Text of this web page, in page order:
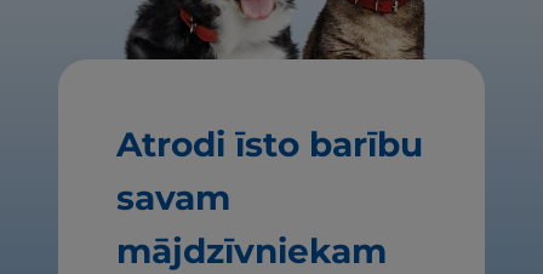
Atrodi īsto barību
savam
mājdzīvniekam